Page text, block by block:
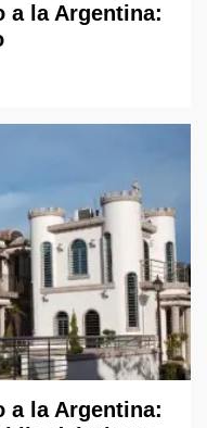
a la Argentina:
a la Argentina: